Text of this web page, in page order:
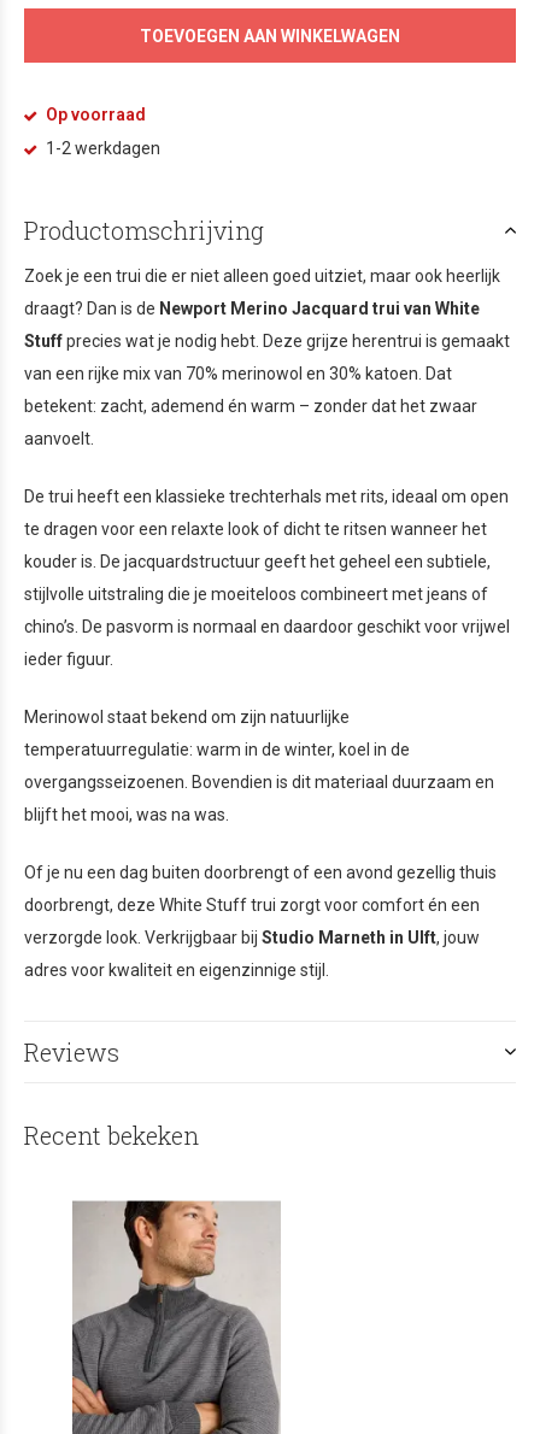
TOEVOEGEN AAN WINKELWAGEN
Op voorraad
1-2 werkdagen
Productomschrijving
Zoek je een trui die er niet alleen goed uitziet, maar ook heerlijk
draagt? Dan is de Newport Merino Jacquard trui van White
Stuffprecies wat je nodig hebt. Deze grijze herentrui is gemaakt
van een rijke mix van 70% merinowol en 30% katoen. Dat
betekent: zacht, ademend én warm – zonder dat het zwaar
aanvoelt.
De trui heeft een klassieke trechterhals met rits, ideaal om open
te dragen voor een relaxte look of dicht te ritsen wanneer het
kouder is. De jacquardstructuur geeft het geheel een subtiele,
stijlvolle uitstraling die je moeiteloos combineert met jeans of
chino’s. De pasvorm is normaal en daardoor geschikt voor vrijwel
ieder figuur.
Merinowol staat bekend om zijn natuurlijke
temperatuurregulatie: warm in de winter, koel in de
overgangsseizoenen. Bovendien is dit materiaal duurzaam en
blijft het mooi, was na was.
Of je nu een dag buiten doorbrengt of een avond gezellig thuis
doorbrengt, deze White Stuff trui zorgt voor comfort én een
verzorgde look. Verkrijgbaar bij Studio Marneth in Ulft, jouw
adres voor kwaliteit en eigenzinnige stijl.
Reviews
Recent bekeken